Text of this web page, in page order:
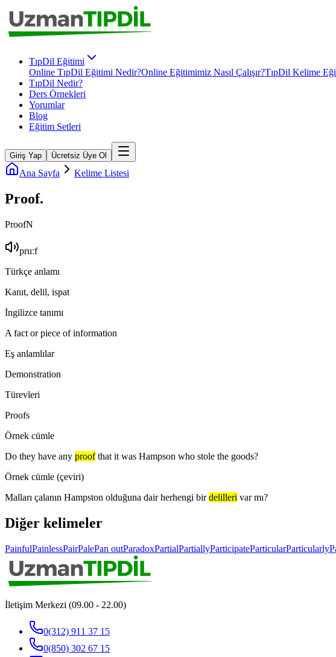
TıpDil Eğitimi
Online TıpDil Eğitimi Nedir?Online Eğitimimiz Nasıl Çalışır?TıpDil Kelime
TıpDil Nedir?
Ders Örnekleri
Yorumlar
Blog
Eğitim Setleri
Giriş Yap Ücretsiz Üye Ol
Ana Sayfa Kelime Listesi
Proof.
ProofN
pruːf
Türkçe anlamı
Kanıt, delil, ispat
İngilizce tanımı
A fact or piece of information
Eş anlamlılar
Demonstration
Türevleri
Proofs
Örnek cümle
Do they have any proof that it was Hampson who stole the goods?
Örnek cümle (çeviri)
Malları çalanın Hampston olduğuna dair herhengi bir delilleri var mı?
Diğer kelimeler
PainfulPainlessPairPalePan outParadoxPartialPartiallyParticipateParticularParticularly
İletişim Merkezi (09.00 - 22.00)
0(312) 911 37 15
0(850) 302 67 15